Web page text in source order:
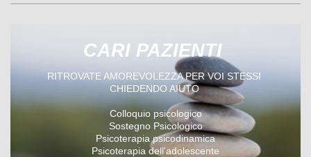
CARI PAZIENTI
RITROVATE AMOREVOLEZZA PER VOI STESSI
CHIEDENDO AIUTO
Colloquio psicologico
Sostegno Psicologico
Psicoterapia psicodinamica
Psicoterapia dell'adolescente